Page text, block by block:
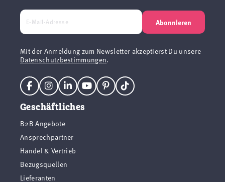
Abonnieren
Mit der Anmeldung zum Newsletter akzeptierst Du unsere
Datenschutzbestimmungen.
Geschäftliches
B2B Angebote
Ansprechpartner
Handel & Vertrieb
Bezugsquellen
Lieferanten